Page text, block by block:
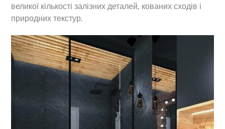
великої кількості залізних деталей, кованих сходів і
природних текстур.